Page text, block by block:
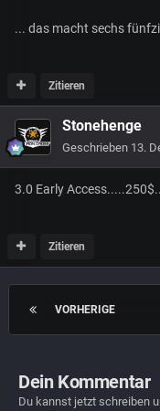
... das macht sechs
Zitieren
Stonehenge
Geschrieben 13.
3.0 Early
Zitieren
VORHERIGE
Dein Kommentar
Du kannst jetzt schreiben